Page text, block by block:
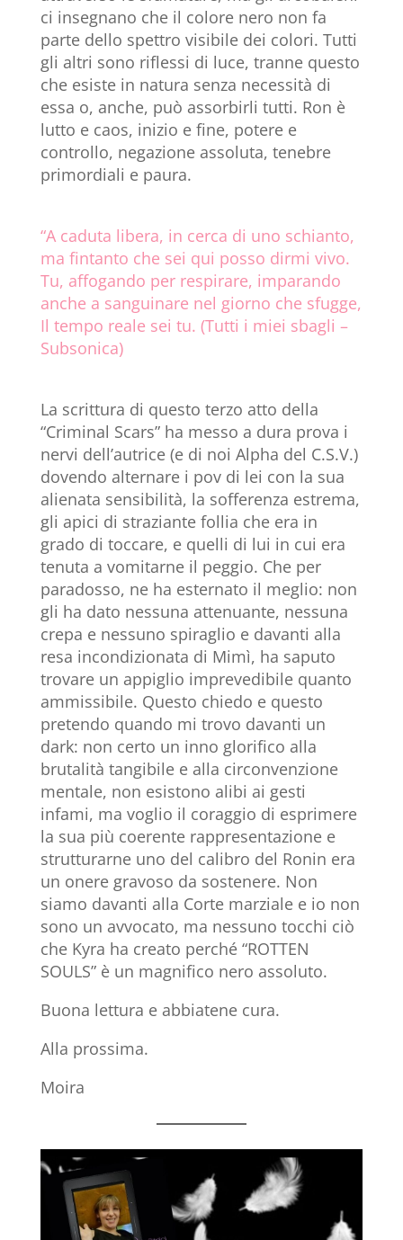
ci insegnano che il colore nero non fa
parte dello spettro visibile dei colori. Tutti
gli altri sono riflessi di luce, tranne questo
che esiste in natura senza necessità di
essa o, anche, può assorbirli tutti. Ron è
lutto e caos, inizio e fine, potere e
controllo, negazione assoluta, tenebre
primordiali e paura.
“A caduta libera, in cerca di uno schianto,
ma fintanto che sei qui posso dirmi vivo.
Tu, affogando per respirare, imparando
anche a sanguinare nel giorno che sfugge,
Il tempo reale sei tu. (Tutti i miei sbagli –
Subsonica)
La scrittura di questo terzo atto della
“Criminal Scars” ha messo a dura prova i
nervi dell’autrice (e di noi Alpha del C.S.V.)
dovendo alternare i pov di lei con la sua
alienata sensibilità, la sofferenza estrema,
gli apici di straziante follia che era in
grado di toccare, e quelli di lui in cui era
tenuta a vomitarne il peggio. Che per
paradosso, ne ha esternato il meglio: non
gli ha dato nessuna attenuante, nessuna
crepa e nessuno spiraglio e davanti alla
resa incondizionata di Mimì, ha saputo
trovare un appiglio imprevedibile quanto
ammissibile. Questo chiedo e questo
pretendo quando mi trovo davanti un
dark: non certo un inno glorifico alla
brutalità tangibile e alla circonvenzione
mentale, non esistono alibi ai gesti
infami, ma voglio il coraggio di esprimere
la sua più coerente rappresentazione e
strutturarne uno del calibro del Ronin era
un onere gravoso da sostenere. Non
siamo davanti alla Corte marziale e io non
sono un avvocato, ma nessuno tocchi ciò
che Kyra ha creato perché “ROTTEN
SOULS” è un magnifico nero assoluto.
Buona lettura e abbiatene cura.
Alla prossima.
Moira